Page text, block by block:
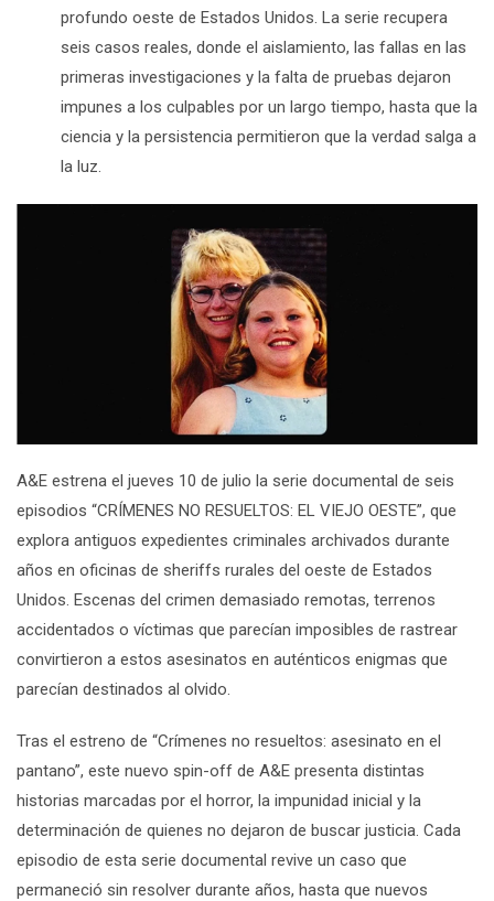
profundo oeste de Estados Unidos. La serie recupera
seis casos reales, donde el aislamiento, las fallas en las
primeras investigaciones y la falta de pruebas dejaron
impunes a los culpables por un largo tiempo, hasta que la
ciencia y la persistencia permitieron que la verdad salga a
la luz.
A&E estrena el jueves 10 de julio la serie documental de seis
episodios “CRÍMENES NO RESUELTOS: EL VIEJO OESTE”, que
explora antiguos expedientes criminales archivados durante
años en oficinas de sheriffs rurales del oeste de Estados
Unidos Escenas del crimen demasiado remotas, terrenos
accidentados o víctimas que parecían imposibles de rastrear
convirtieron a estos asesinatos en auténticos enigmas que
parecían destinados al olvido.
Tras el estreno de “Crímenes no resueltos: asesinato en el
pantano”, este nuevo spin-off de A&E presenta distintas
historias marcadas por el horror, la impunidad inicial y la
determinación de quienes no dejaron de buscar justicia Cada
episodio de esta serie documental revive un caso que
permaneció sin resolver durante años, hasta que nuevos